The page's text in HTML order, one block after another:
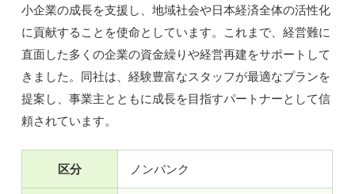
小企業の成長を支援し、地域社会や日本経済全体の活性化
に貢献することを使命としています。これまで、経営難に
直面した多くの企業の資金繰りや経営再建をサポートして
きました。同社は、経験豊富なスタッフが最適なプランを
提案し、事業主とともに成長を目指すパートナーとして信
頼されています。
区分 ノンバンク